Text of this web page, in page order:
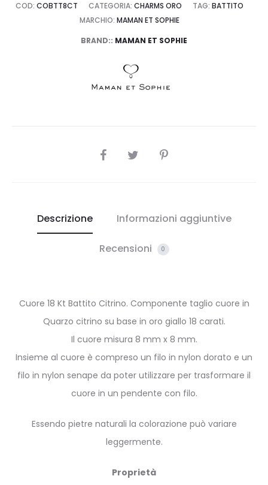
COD: COBTT8CT CATEGORIA: CHARMS ORO TAG: BATTITO
MARCHIO: MAMAN ET SOPHIE
BRAND:: MAMAN ET SOPHIE
SHARE
Descrizione Informazioni aggiuntive
Recensioni 0
Cuore 18 Kt Battito Citrino. Componente taglio cuore in
Quarzo citrino su base in oro giallo 18 carati.
Il cuore misura 8 mm x 8 mm.
Insieme al cuore è compreso un filo in nylon dorato e un
filo in nylon senape da poter utilizzare per trasformare il
cuore in un pendente con filo.
Essendo pietre naturali la colorazione può variare
leggermente.
Proprietà